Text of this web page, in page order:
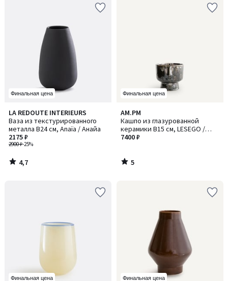
Финальная цена
LA REDOUTE INTERIEURS
Ваза из текстурированного
металла В24 см, Anaïa / Анайа
2900 ₽-25%
2175 ₽
4,7
/ 5
4,7
/
Финальная цена
AM.PM
Кашпо из глазурованной
керамики В15 см, LESEGO /
ЛЕСЕГО
7400 ₽
5
/
5
5
/
Финальная цена Финальная цена